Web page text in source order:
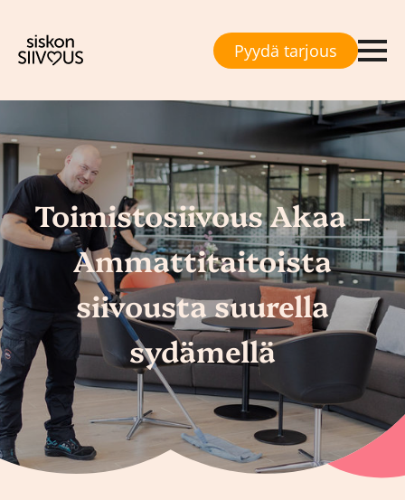
Pyydä tarjous
Toimistosiivous Akaa –
Ammattitaitoista
siivousta suurella
sydämellä